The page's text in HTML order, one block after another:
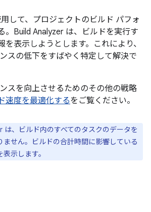
して、プロジェクトのビルド パフォ
。Build Analyzer は、ビルドを実行す
を表示しようとします。これにより、
スの低下をすばやく特定して解決で
スを向上させるためのその他の戦略
速度を最適化するをご覧ください。
は、ビルド内のすべてのタスクのデータを
ません。ビルドの合計時間に影響している
示します。